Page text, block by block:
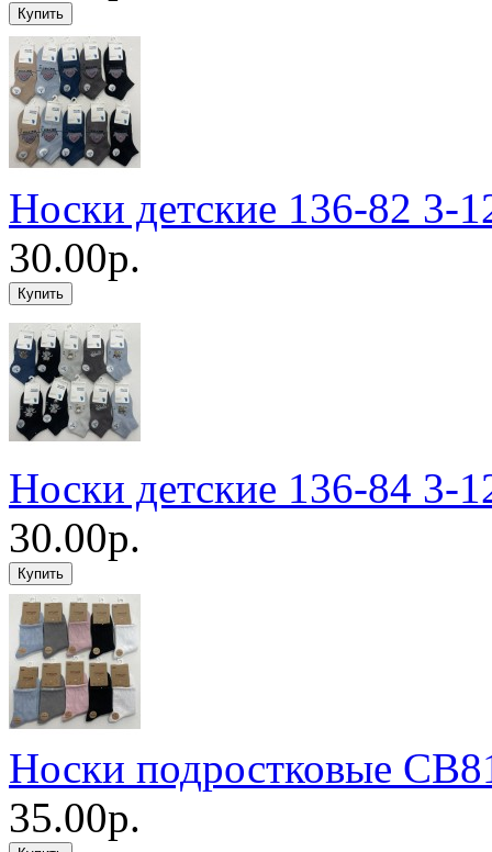
Носки детские 136-82 3-
30.00р.
Носки детские 136-84 3-
30.00р.
Носки подростковые
35.00р.